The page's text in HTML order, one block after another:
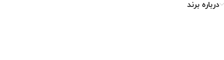
درباره برند